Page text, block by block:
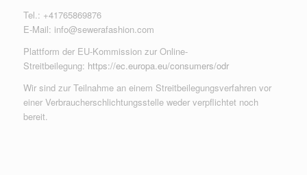
Tel.: +41765869876
E-Mail: info@sewerafashion.com
Plattform der EU-Kommission zur Online-
Streitbeilegung: https://ec.europa.eu/consumers/odr
Wir sind zur Teilnahme an einem Streitbeilegungsverfahren vor
einer Verbraucherschlichtungsstelle weder verpflichtet noch
bereit.